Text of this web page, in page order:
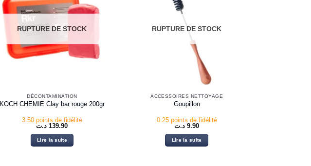
RUPTURE DE STOCK
DÉCONTAMINATION
KOCH CHEMIE Clay bar rouge 200gr
3.50 points de fidélité
139.90 د.ت
Lire la suite
RUPTURE DE STOCK
ACCESSOIRES NETTOYAGE
Goupillon
0.25 points de fidélité
9.90 د.ت
Lire la suite